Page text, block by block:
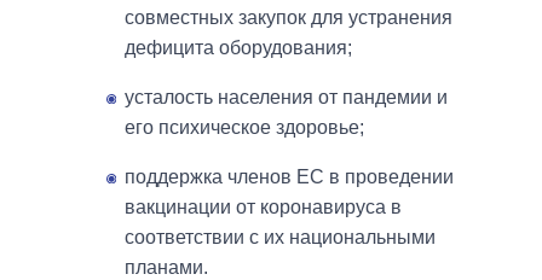
совместных закупок для устранения
дефицита оборудования;
усталость населения от пандемии и
его психическое здоровье;
поддержка членов ЕС в проведении
вакцинации от коронавируса в
соответствии с их национальными
планами.